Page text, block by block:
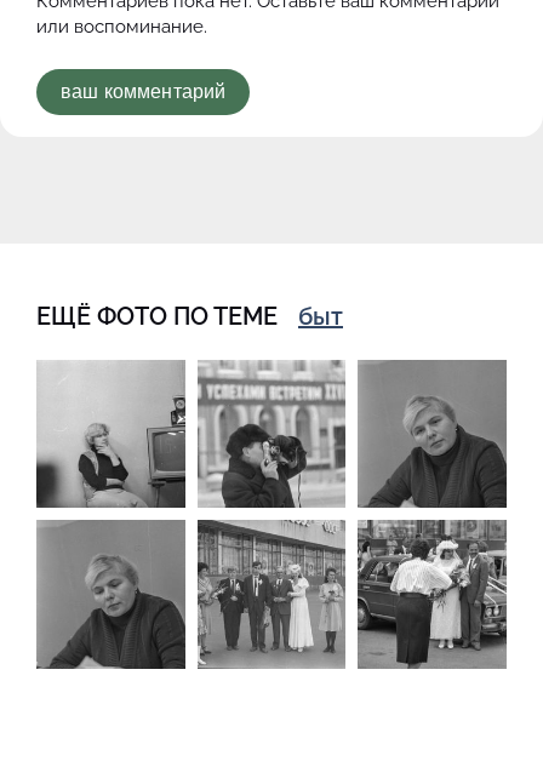
или воспоминание.
ваш комментарий
ЕЩЁ ФОТО ПО ТЕМЕ быт